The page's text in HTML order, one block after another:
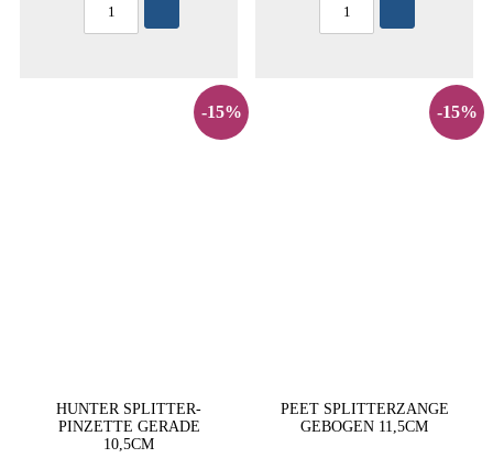
-15%
HUNTER SPLITTER-
PINZETTE GERADE
10,5CM
-15%
PEET SPLITTERZANGE
GEBOGEN 11,5CM